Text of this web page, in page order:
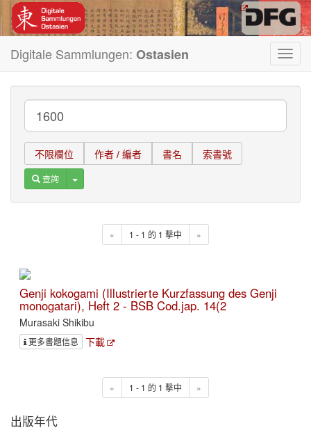
Digitale Sammlungen: Ostasien
不限欄位 作者 / 編者 書名 索書號
查詢 Toggle Dropdown
« 1 - 1 的 1 擊中 »
Genji kokogami (Illustrierte Kurzfassung des Genji
monogatari), Heft 2 - BSB Cod.jap. 14(2
Murasaki Shikibu
更多書題信息 下載
« 1 - 1 的 1 擊中 »
出版年代